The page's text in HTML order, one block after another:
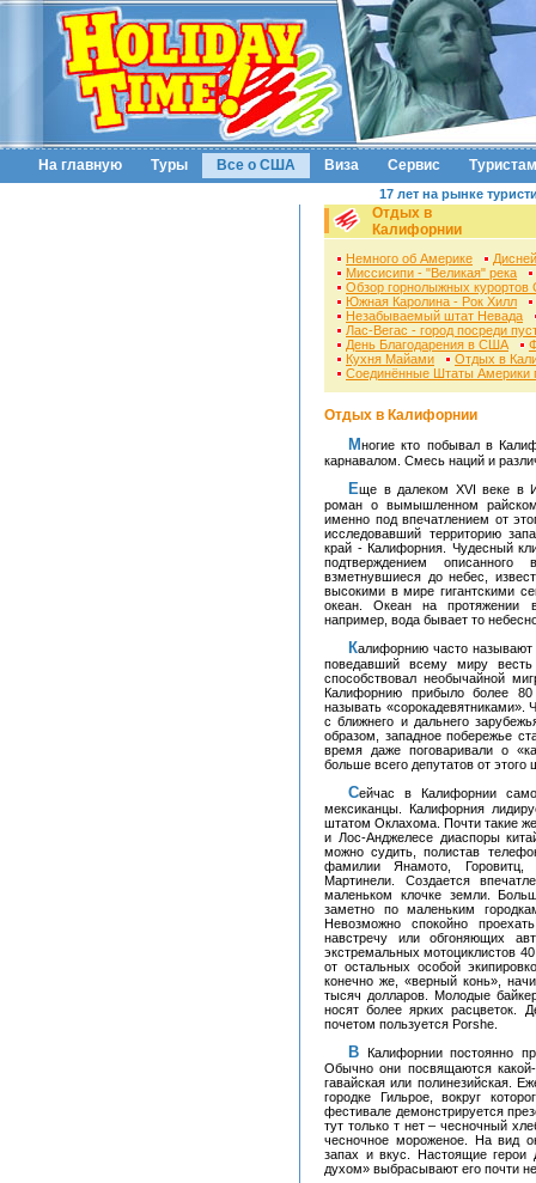
На главную Туры Все о США Виза Сервис Туристам
17 лет на рынке
Отдых в
Калифорнии
Немного об Америке
Миссисипи - "Великая" река
Обзор горнолыжных
Южная Каролина - Рок Хилл
Незабываемый штат Невада
Лас-Вегас - город посреди
День Благодарения в США
Кухня Майами
Отдых в
Соединённые Штаты Америки
Отдых в Калифорнии
Многие кто побывал в Калифорнии, сравнивают ее с красочным жизнерадостным
карнавалом. Смесь наций и
Еще в далеком ХVІ веке в Испании необыкновенной популярностью пользовался
роман о вымышленном
именно под впечатлением от
исследовавший территорию
край - Калифорния. Чудесный
подтверждением
взметнувшиеся до небес,
высокими в мире гигантскими
океан. Океан на протяжении
например, вода бывает то
Калифорнию часто называют золотым штатом Америки. Знаменитый дядюшка Сэм,
поведавший всему миру
способствовал необычайной
Калифорнию прибыло более
называть «сорокадевятниками».
с ближнего и дальнего
образом, западное побережье
время даже поговаривали о
больше всего депутатов от этого
Сейчас в Калифорнии самой многочисленной национальной группой являются
мексиканцы. Калифорния
штатом Оклахома. Почти такие
и Лос-Анджелесе диаспоры
можно судить, полистав
фамилии Янамото, Горовитц,
Мартинели. Создается
маленьком клочке земли.
заметно по маленьким
Невозможно спокойно
навстречу или обгоняющих
экстремальных мотоциклистов
от остальных особой
конечно же, «верный конь»,
тысяч долларов. Молодые
носят более ярких расцветок.
почетом пользуется Porshe.
В Калифорнии постоянно проводятся фестивали. Чаще всего - фестивали еды.
Обычно они посвящаются какой-
гавайская или полинезийская.
городке Гильрое, вокруг
фестивале демонстрируется
тут только т нет – чесночный
чесночное мороженое. На вид
запах и вкус. Настоящие герои
духом» выбрасывают его почти